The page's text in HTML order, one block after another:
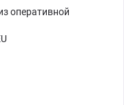
оперативной